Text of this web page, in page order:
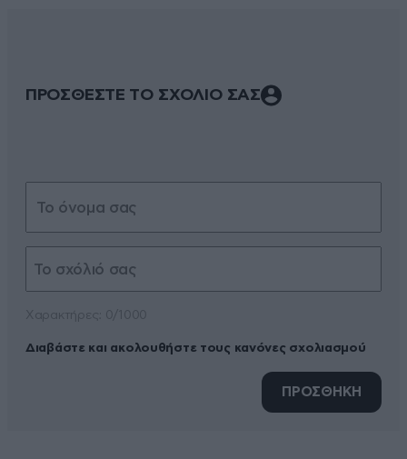
ΠΡΟΣΘΕΣΤΕ ΤΟ ΣΧΟΛΙΟ ΣΑΣ
Διαβάστε και ακολουθήστε τους κανόνες σχολιασμού
ΠΡΟΣΘΗΚΗ